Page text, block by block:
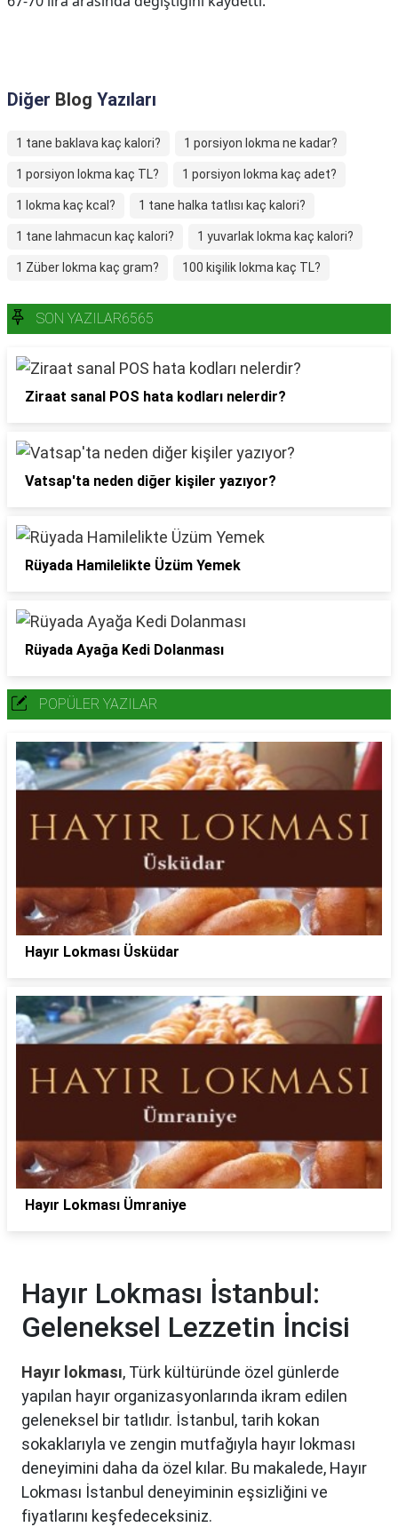
Diğer Blog Yazıları
1 tane baklava kaç kalori? 1 porsiyon lokma ne kadar?
1 porsiyon lokma kaç TL? 1 porsiyon lokma kaç adet?
1 lokma kaç kcal? 1 tane halka tatlısı kaç kalori?
1 tane lahmacun kaç kalori? 1 yuvarlak lokma kaç kalori?
1 Züber lokma kaç gram? 100 kişilik lokma kaç TL?
SON YAZILAR6565
Ziraat sanal POS hata kodları nelerdir?
Vatsap'ta neden diğer kişiler yazıyor?
Rüyada Hamilelikte Üzüm Yemek
Rüyada Ayağa Kedi Dolanması
POPÜLER YAZILAR
Hayır Lokması Üsküdar
Hayır Lokması Ümraniye
Hayır Lokması İstanbul:
Geleneksel Lezzetin İncisi
Hayır lokması, Türk kültüründe özel günlerde
yapılan hayır organizasyonlarında ikram edilen
geleneksel bir tatlıdır. İstanbul, tarih kokan
sokaklarıyla ve zengin mutfağıyla hayır lokması
deneyimini daha da özel kılar. Bu makalede, Hayır
Lokması İstanbul deneyiminin eşsizliğini ve
fiyatlarını keşfedeceksiniz.